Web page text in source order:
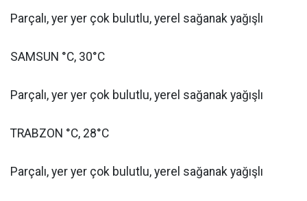
Parçalı, yer yer çok bulutlu, yerel sağanak yağışlı
SAMSUN °C, 30°C
Parçalı, yer yer çok bulutlu, yerel sağanak yağışlı
TRABZON °C, 28°C
Parçalı, yer yer çok bulutlu, yerel sağanak yağışlı